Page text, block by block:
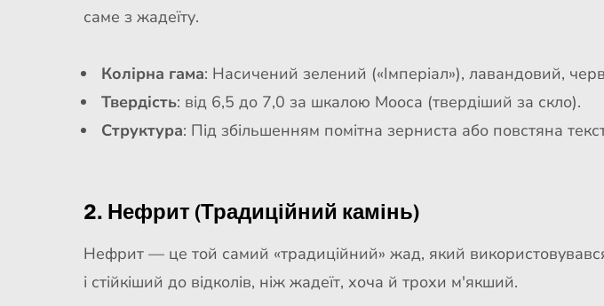
саме з жадеїту.
Колірна гама: Насичений зелений («Імперіал»), лавандовий,
Твердість: від 6,5 до 7,0 за шкалою Мооса (твердіший за скло).
Структура: Під збільшенням помітна зерниста або повстяна
2. Нефрит (Традиційний камінь)
Нефрит — це той самий «традиційний» жад, який використовувався
і стійкіший до відколів, ніж жадеїт, хоча й трохи м'якший.